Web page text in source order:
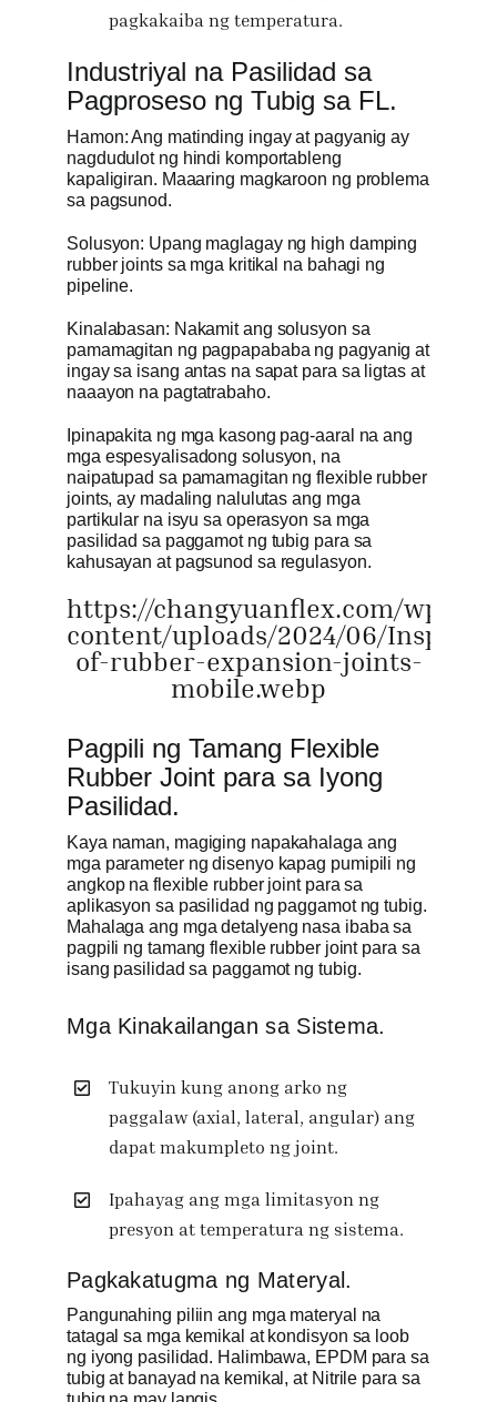
pagkakaiba ng temperatura.
Industriyal na Pasilidad sa
Pagproseso ng Tubig sa FL.
Hamon: Ang matinding ingay at pagyanig ay
nagdudulot ng hindi komportableng
kapaligiran. Maaaring magkaroon ng problema
sa pagsunod.
Solusyon: Upang maglagay ng high damping
rubber joints sa mga kritikal na bahagi ng
pipeline.
Kinalabasan: Nakamit ang solusyon sa
pamamagitan ng pagpapababa ng pagyanig at
ingay sa isang antas na sapat para sa ligtas at
naaayon na pagtatrabaho.
Ipinapakita ng mga kasong pag-aaral na ang
mga espesyalisadong solusyon, na
naipatupad sa pamamagitan ng flexible rubber
joints, ay madaling nalulutas ang mga
partikular na isyu sa operasyon sa mga
pasilidad sa paggamot ng tubig para sa
kahusayan at pagsunod sa regulasyon.
https://changyuanflex.com/wp-
content/uploads/2024/06/
of-rubber-expansion-joints-
mobile.webp
Pagpili ng Tamang Flexible
Rubber Joint para sa Iyong
Pasilidad.
Kaya naman, magiging napakahalaga ang
mga parameter ng disenyo kapag pumipili ng
angkop na flexible rubber joint para sa
aplikasyon sa pasilidad ng paggamot ng tubig.
Mahalaga ang mga detalyeng nasa ibaba sa
pagpili ng tamang flexible rubber joint para sa
isang pasilidad sa paggamot ng tubig.
Mga Kinakailangan sa Sistema.
Tukuyin kung anong arko ng
paggalaw (axial, lateral, angular) ang
dapat makumpleto ng joint.
Ipahayag ang mga limitasyon ng
presyon at temperatura ng sistema.
Pagkakatugma ng Materyal.
Pangunahing piliin ang mga materyal na
tatagal sa mga kemikal at kondisyon sa loob
ng iyong pasilidad. Halimbawa, EPDM para sa
tubig at banayad na kemikal, at Nitrile para sa